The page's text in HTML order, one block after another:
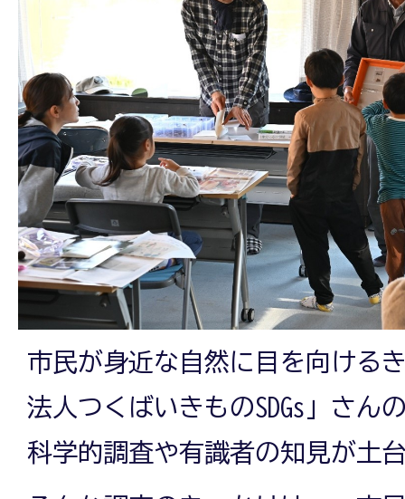
市民が身近な自然に目を向ける
法人つくばいきものSDGs」さん
科学的調査や有識者の知見が土